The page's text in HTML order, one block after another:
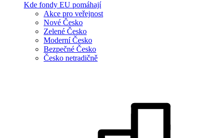
Kde fondy EU pomáhají
Akce pro veřejnost
Nové Česko
Zelené Česko
Moderní Česko
Bezpečné Česko
Česko netradičně